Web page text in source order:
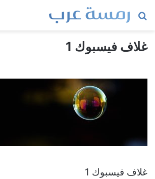
بحث
غلاف فيسبوك 1
غلاف فيسبوك 1